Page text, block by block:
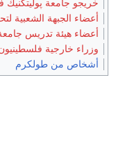
خريجو جامعة پوليتكنيك
أعضاء الجبهة الشعبية
أعضاء هيئة تدريس
وزراء خارجية
أشخاص من طولكرم